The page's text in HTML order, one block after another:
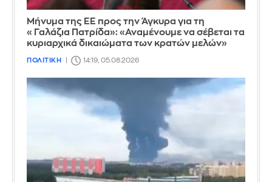
Μήνυμα της ΕΕ προς την Άγκυρα για τη
«Γαλάζια Πατρίδα»: «Αναμένουμε να σέβεται τα
κυριαρχικά δικαιώματα των κρατών μελών»
ΠΟΛΙΤΙΚΗ 14:19, 05.08.2026